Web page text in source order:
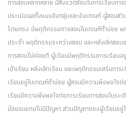
การสอนหลากหลาย มีสิ่งแวดล้อมในการเรียนก
ประเมินผลทั้งแบบอิงกลุ่มและอิงเกณฑ์ ผู้สอนส่
โดยตรง มีพฤติกรรมการสอนในเกณฑ์ทำบ่อย พ
ประจำ พฤติกรรมระหว่างสอน และหลังเลิกสอ
การสอนไม่ค่อยดี ผู้เรียนมีพฤติกรรมการเรียน
เข้าเรียน หลังเลิกเรียน และพฤติกรรมเสริมกา
เรียนอยู่ในเกณฑ์ทำบ่อย ผู้สอนมีความพึงพอใจต่
เรียนมีความพึงพอใจต่อการเรียนการสอนในร
น้อยจนแทบไม่มีปัญหา ส่วนปัญหาของผู้เรียนอยู่